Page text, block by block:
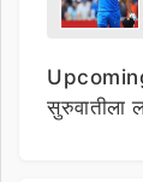
सुरुवातीला